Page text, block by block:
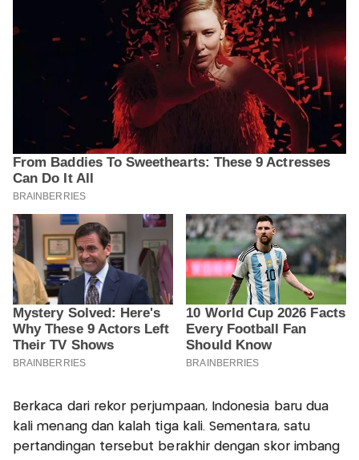
Berkaca dari rekor perjumpaan, Indonesia baru dua
kali menang dan kalah tiga kali. Sementara, satu
pertandingan tersebut berakhir dengan skor imbang